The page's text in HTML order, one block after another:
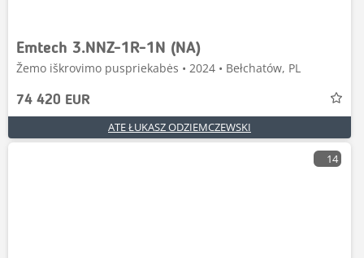
Emtech 3.NNZ-1R-1N (NA)
Žemo iškrovimo puspriekabės • 2024 • Bełchatów, PL
74 420 EUR
ATE ŁUKASZ ODZIEMCZEWSKI
14